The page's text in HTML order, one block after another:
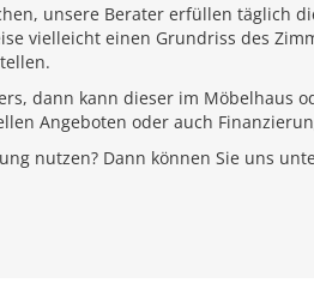
unsere Berater erfüllen täglich
vielleicht einen Grundriss des
dann kann dieser im
Angeboten oder auch
nutzen? Dann können Sie uns